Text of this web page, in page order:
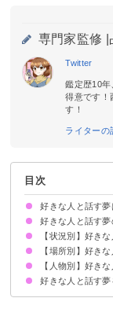
専門家監修 |
Twitter
鑑定歴10
得意です！
す！
ライターの
目次
好きな人と話す夢
好きな人と話す夢
運気が上昇する
状況によって意
【状況別】好き
好きな人と楽し
好きな人と仲良
好きな人と話す
好きな人と話し
【場所別】好き
好きな人と学校
車の中で好きな
好きな人と自室
【人物別】好き
片思いの好きな
両思いの相手と
好きな芸能人と
好きな人と話す夢
恋愛に積極的に
吉夢なら人に話